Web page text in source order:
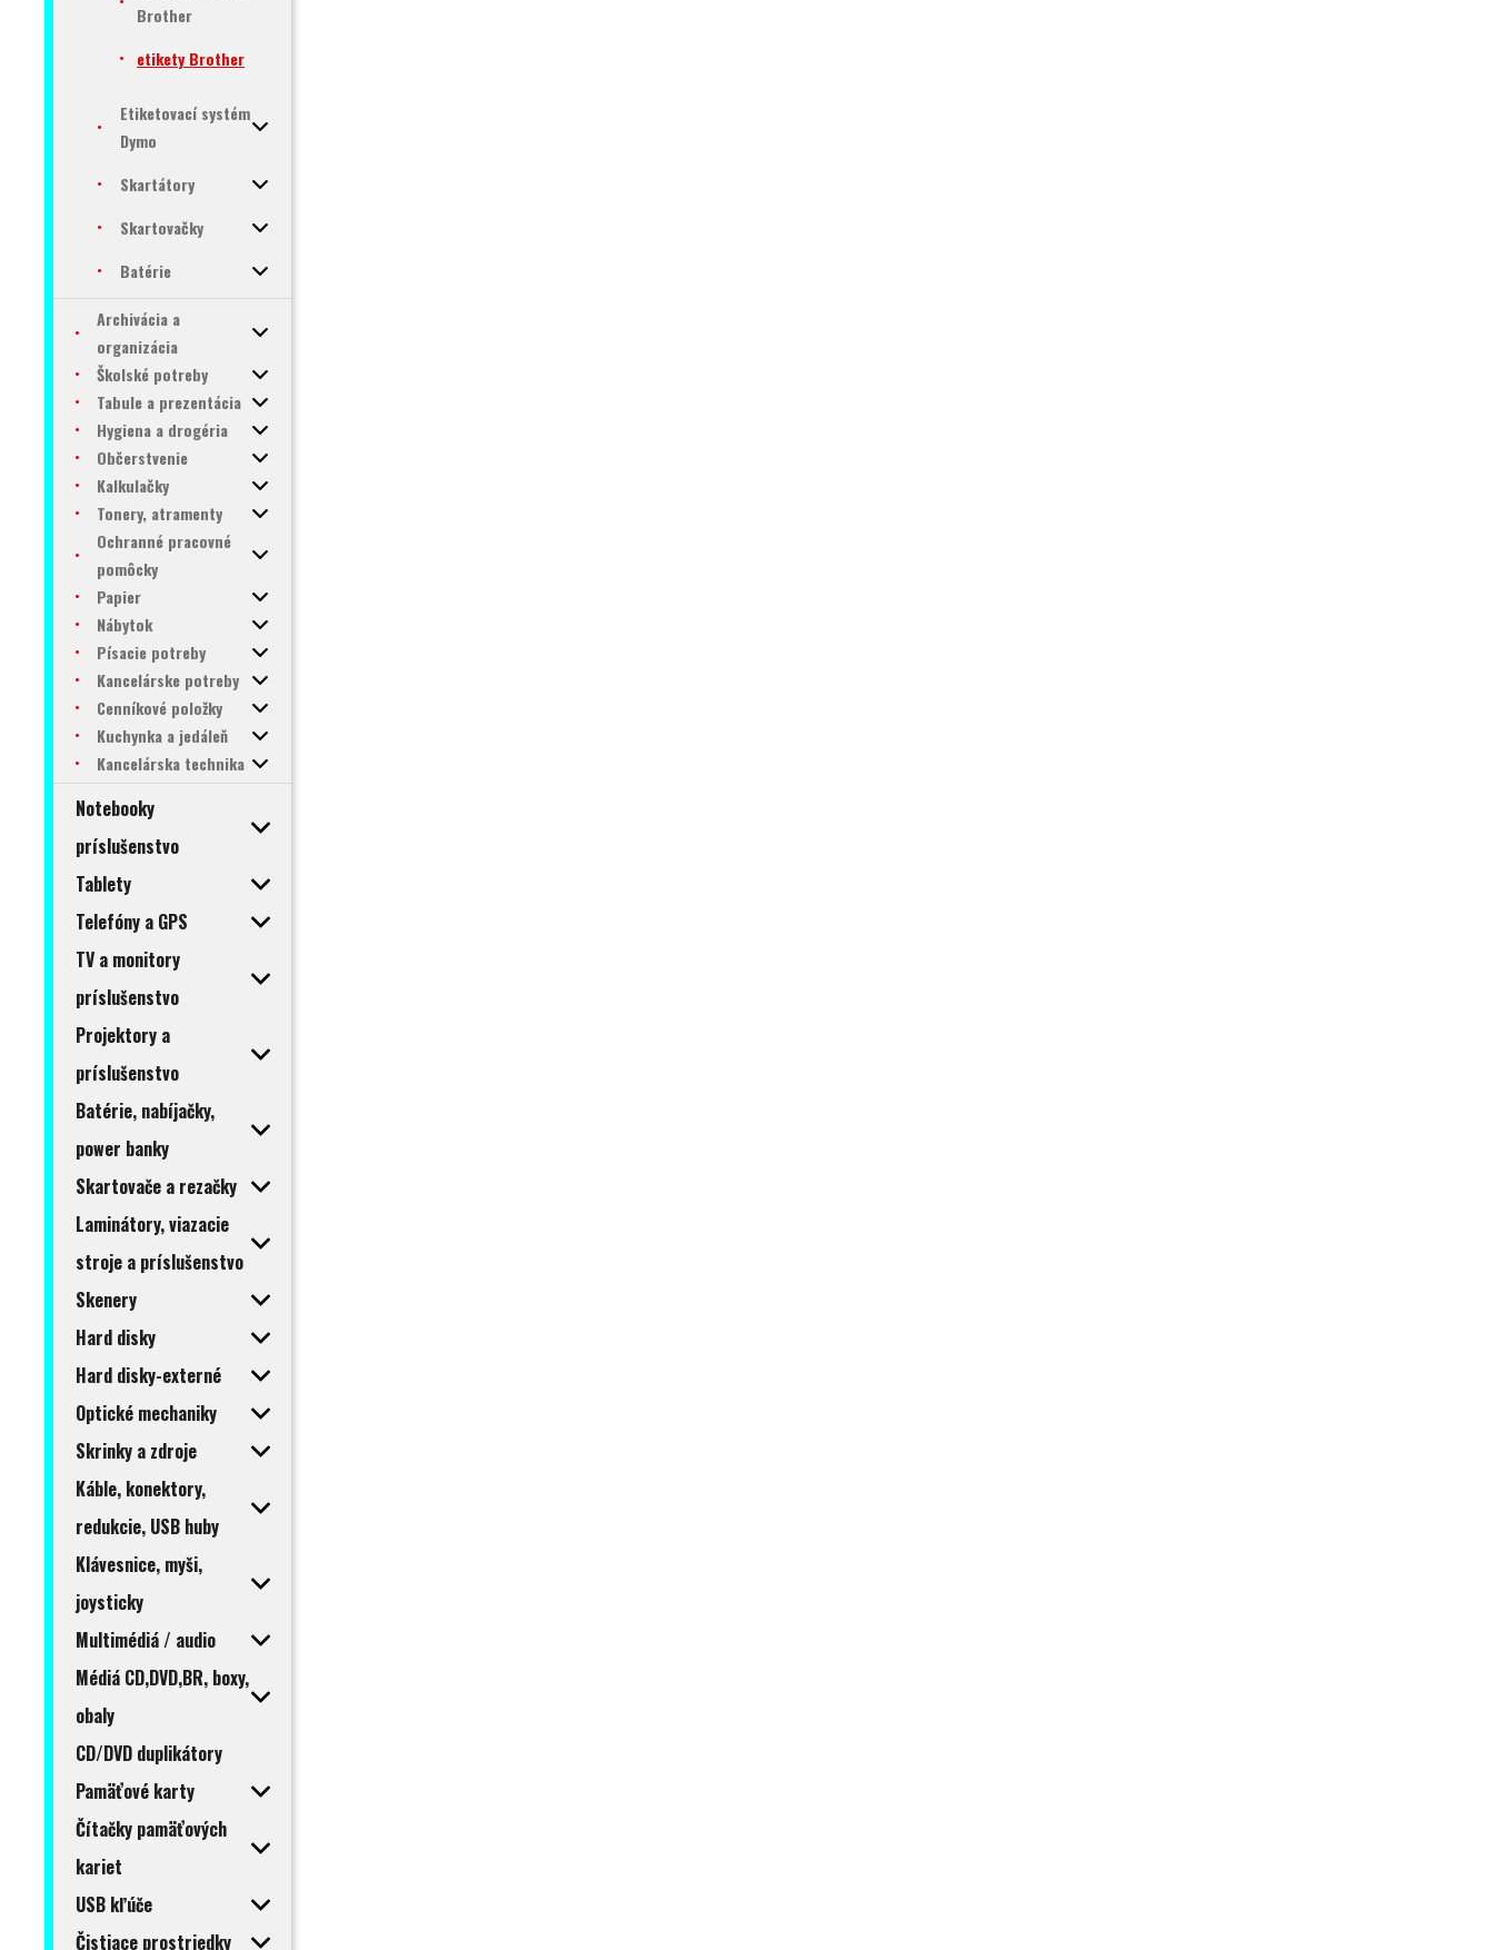
Brother
etikety Brother
Etiketovací systém
Dymo
Skartátory
Skartovačky
Batérie
Archivácia a
organizácia
Školské potreby
Tabule a prezentácia
Hygiena a drogéria
Občerstvenie
Kalkulačky
Tonery, atramenty
Ochranné pracovné
pomôcky
Papier
Nábytok
Písacie potreby
Kancelárske potreby
Cenníkové položky
Kuchynka a jedáleň
Kancelárska technika
Notebooky
príslušenstvo
Tablety
Telefóny a GPS
TV a monitory
príslušenstvo
Projektory a
príslušenstvo
Batérie, nabíjačky,
power banky
Skartovače a rezačky
Laminátory, viazacie
stroje a príslušenstvo
Skenery
Hard disky
Hard disky-externé
Optické mechaniky
Skrinky a zdroje
Káble, konektory,
redukcie, USB huby
Klávesnice, myši,
joysticky
Multimédiá / audio
Médiá CD,DVD,BR, boxy,
obaly
CD/DVD duplikátory
Pamäťové karty
Čítačky pamäťových
kariet
USB kľúče
Čistiace prostriedky